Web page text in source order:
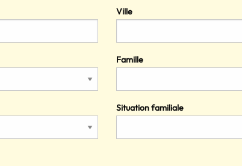
Ville
Famille
Situation familiale